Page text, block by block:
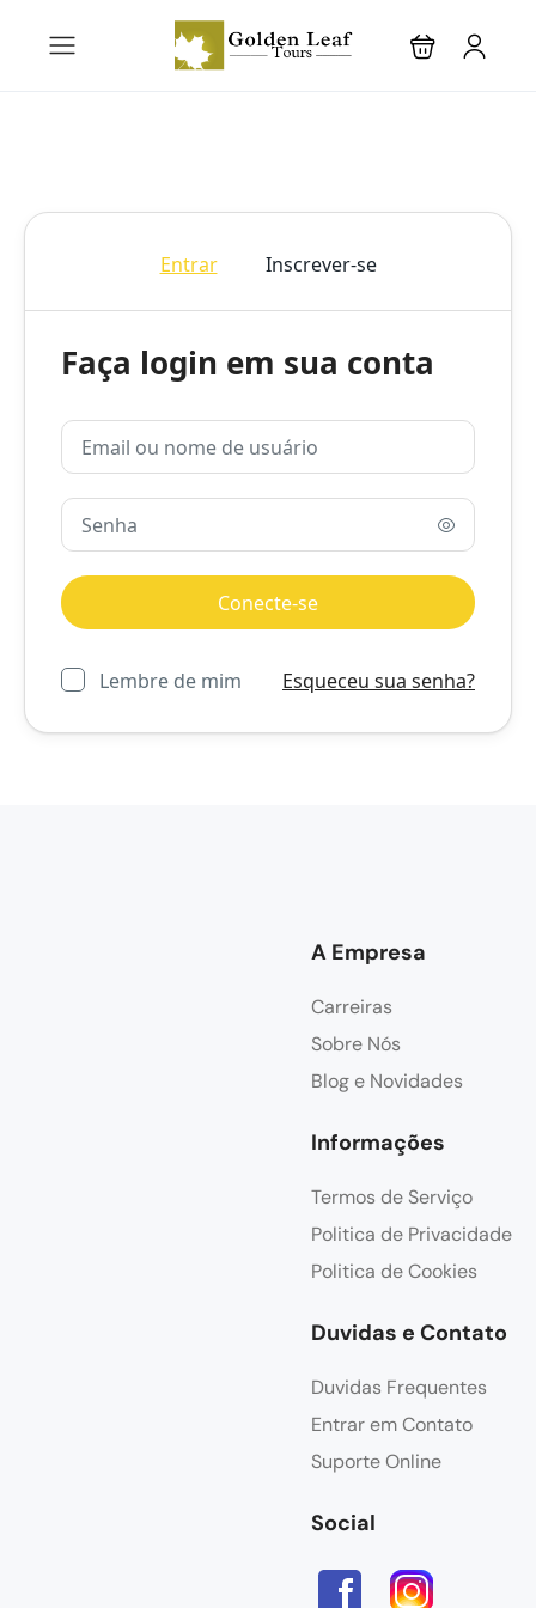
Entrar Inscrever-se
Faça login em sua conta
Lembre de mim Esqueceu sua senha?
A Empresa
Carreiras
Sobre Nós
Blog e Novidades
Informações
Termos de Serviço
Politica de Privacidade
Politica de Cookies
Duvidas e Contato
Duvidas Frequentes
Entrar em Contato
Suporte Online
Social